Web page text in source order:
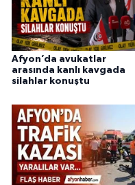
Afyon’da avukatlar
arasında kanlı kavgada
silahlar konuştu